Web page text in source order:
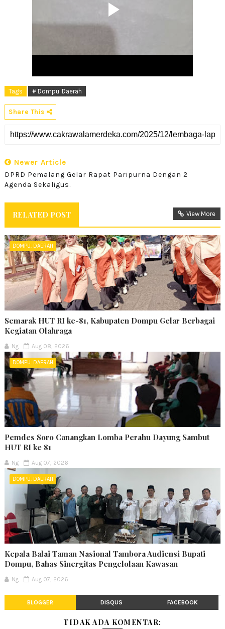
Tags # Dompu. Daerah
Share This
Newer Article
DPRD Pemalang Gelar Rapat Paripurna Dengan 2
Agenda Sekaligus.
RELATED POST View More
DOMPU. DAERAH
Semarak HUT RI ke-81, Kabupaten Dompu Gelar Berbagai
Kegiatan Olahraga
Ng Aug 08, 2026
DOMPU. DAERAH
Pemdes Soro Canangkan Lomba Perahu Dayung Sambut
HUT RI ke 81
Ng Aug 07, 2026
DOMPU. DAERAH
Kepala Balai Taman Nasional Tambora Audiensi Bupati
Dompu, Bahas Sinergitas Pengelolaan Kawasan
Ng Aug 07, 2026
BLOGGER DISQUS FACEBOOK
TIDAK ADA KOMENTAR: